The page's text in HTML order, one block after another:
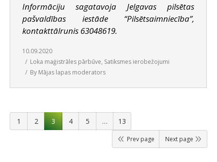
Informāciju sagatavoja Jelgavas pilsētas
pašvaldības iestāde “Pilsētsaimniecība”,
kontakttālrunis 63048619.
10.09.2020
Loka maģistrāles pārbūve, Satiksmes ierobežojumi
By Mājas lapas moderators
1 2 3 4 5 … 13
Prev page Next page